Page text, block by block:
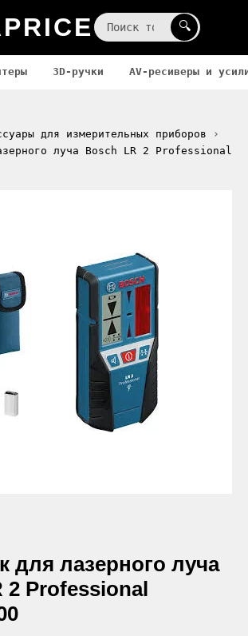
🔍
3D-ручки AV-ресиверы и
для измерительных приборов
луча Bosch LR 2 Professional
для лазерного луча
2 Professional